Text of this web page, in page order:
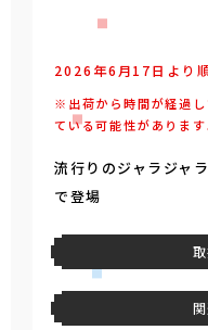
2026年6月17日より
※出荷から時間が経過し
ている可能性があります
流行りのジャラジャ
で登場